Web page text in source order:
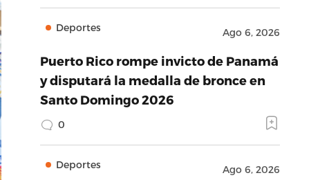
Deportes Ago 6, 2026
Puerto Rico rompe invicto de Panamá
y disputará la medalla de bronce en
Santo Domingo 2026
0
Deportes Ago 6, 2026